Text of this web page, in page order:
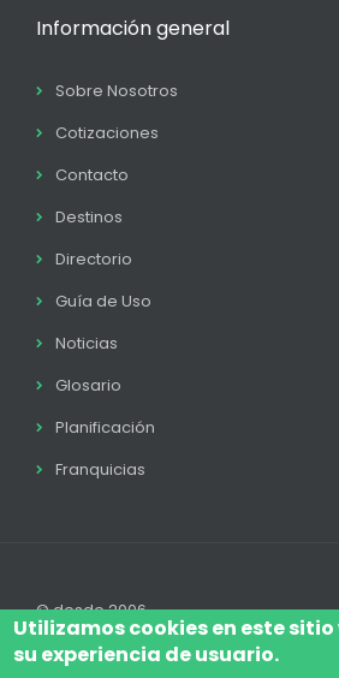
Información general
Sobre Nosotros
Cotizaciones
Contacto
Destinos
Directorio
Guía de Uso
Noticias
Glosario
Planificación
Franquicias
© desde 2006
Utilizamos cookies en este
su experiencia de usuario.